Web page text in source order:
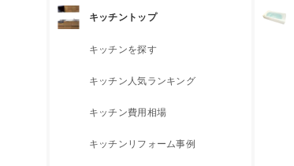
キッチントップ
キッチンを探す
キッチン人気ランキング
キッチン費用相場
キッチンリフォーム事例